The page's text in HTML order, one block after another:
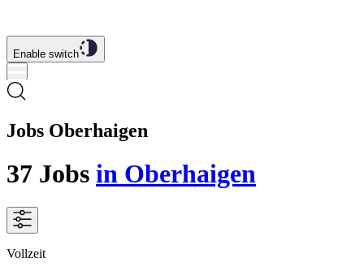
Enable switch
Jobs Oberhaigen
37 Jobs in Oberhaigen
Vollzeit